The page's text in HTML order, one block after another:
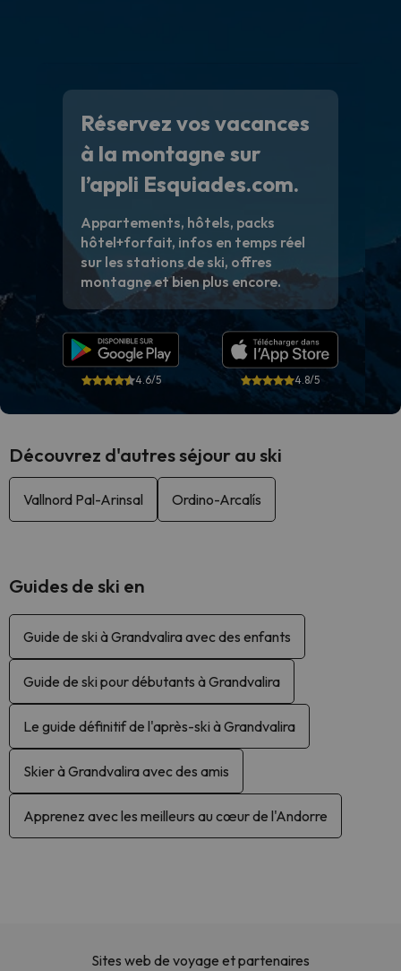
Réservez vos vacances
à la montagne sur
l’appli Esquiades.com.
Appartements, hôtels, packs
hôtel+forfait, infos en temps réel
sur les stations de ski, offres
montagne et bien plus encore.
4.6/5 4.8/5
Découvrez d'autres séjour au ski
Vallnord Pal-Arinsal Ordino-Arcalís
Guides de ski en
Guide de ski à Grandvalira avec des enfants
Guide de ski pour débutants à Grandvalira
Le guide définitif de l'après-ski à Grandvalira
Skier à Grandvalira avec des amis
Apprenez avec les meilleurs au cœur de l'Andorre
Sites web de voyage et partenaires